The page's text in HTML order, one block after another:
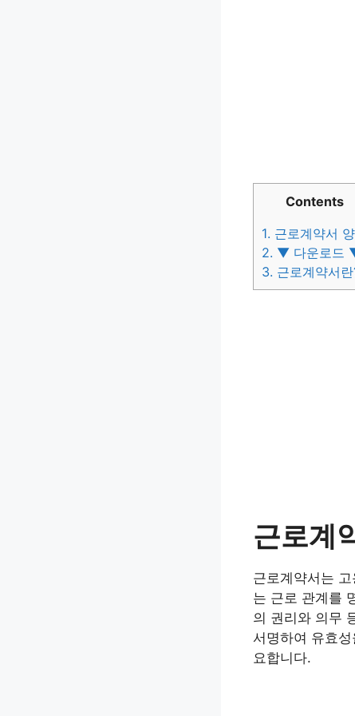
Contents
1. 근로계약서
2. ▼ 다운로드
3. 근로계약서
근로계
근로계약서는
는 근로 관계를
의 권리와 의무
서명하여 유효
요합니다.